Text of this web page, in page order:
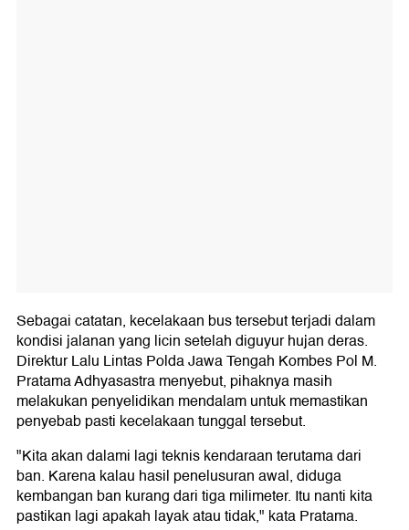
Sebagai catatan, kecelakaan bus tersebut terjadi dalam
kondisi jalanan yang licin setelah diguyur hujan deras.
Direktur Lalu Lintas Polda Jawa Tengah Kombes Pol M.
Pratama Adhyasastra menyebut, pihaknya masih
melakukan penyelidikan mendalam untuk memastikan
penyebab pasti kecelakaan tunggal tersebut.
"Kita akan dalami lagi teknis kendaraan terutama dari
ban. Karena kalau hasil penelusuran awal, diduga
kembangan ban kurang dari tiga milimeter. Itu nanti kita
pastikan lagi apakah layak atau tidak," kata Pratama.